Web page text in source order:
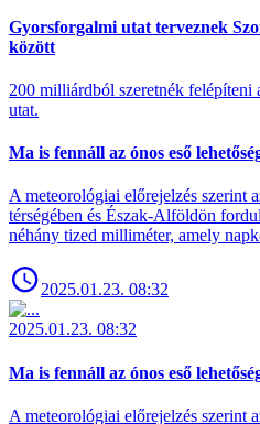
Gyorsforgalmi utat terveznek
között
200 milliárdból szeretnék
utat.
Ma is fennáll az ónos eső
A meteorológiai előrejelzés szerint
térségében és Észak-Alföldön
néhány tized milliméter, amely
2025.01.23. 08:32
2025.01.23. 08:32
Ma is fennáll az ónos eső
A meteorológiai előrejelzés szerint